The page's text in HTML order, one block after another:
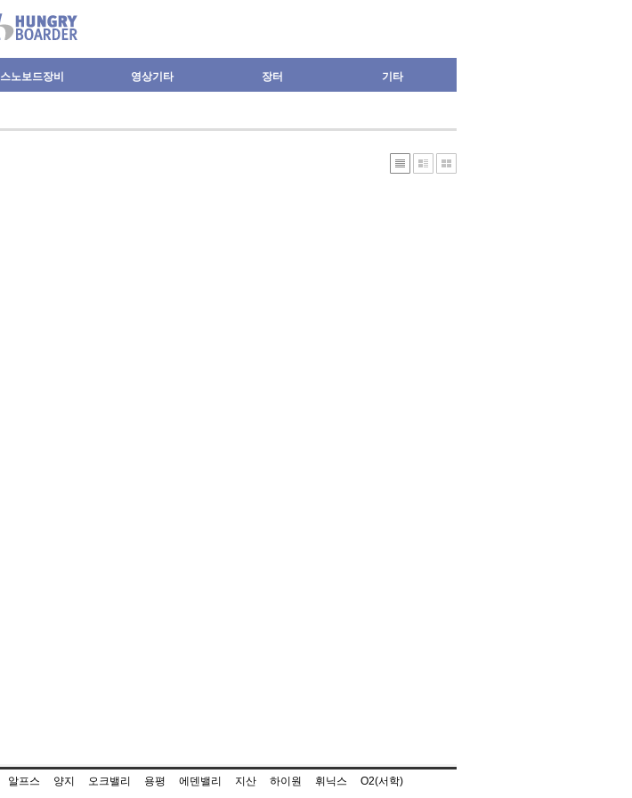
스노보드장비 영상기타 장터 기타
알프스 양지 오크밸리 용평 에덴밸리 지산 하이원 휘닉스 O2(서학)